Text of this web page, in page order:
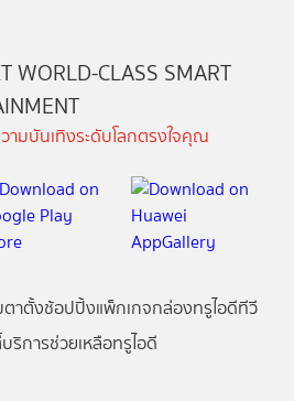
WORLD-CLASS SMART
มบันเทิงระดับโลกตรงใจคุณ
ตาตั้งช้อปปิ้งแพ็กเกจกล่องทรูไอดีทีวี
บริการช่วยเหลือทรูไอดี